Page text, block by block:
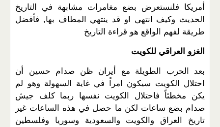
أمريكا فلنستعرض بضع مغامرات مشابهة في التاريخ
الحديث وكيف انتهى او قد ينتهي المطاف بها, فأفضل
طريقة لفهم الواقع هو قراءة التاريخ
الغزو العراقي للكويت
بعد الحرب الطويلة مع أيران ظن صدام حسين أن
احتلال الكويت سيكون امراً في غاية السهولة وهو لم
يكن مخطئاً فاحتلال الكويت نفسها ربما كلف جيش
صدام بضع ساعات لكن ما حصل في هذه الساعات غير
تاريخ العراق والكويت والسعودية وسوريا وفلسطين